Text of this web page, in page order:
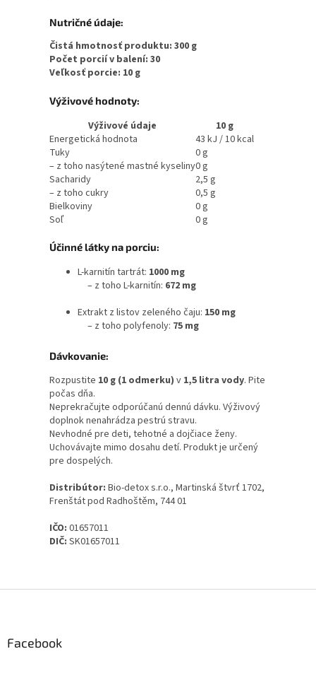
Nutričné údaje:
Čistá hmotnosť produktu: 300 g
Počet porcií v balení: 30
Veľkosť porcie: 10 g
Výživové hodnoty:
Výživové údaje
10 g
Energetická hodnota
43 kJ / 10 kcal
Tuky
0 g
– z toho nasýtené mastné kyseliny0 g
Sacharidy
2,5 g
– z toho cukry
0,5 g
Bielkoviny
0 g
Soľ
0 g
Účinné látky na porciu:
L-karnitín tartrát: 1000 mg
– z toho L-karnitín: 672 mg
Extrakt z listov zeleného čaju: 150 mg
– z toho polyfenoly: 75 mg
Dávkovanie:
Rozpustite 10 g (1 odmerku) v 1,5 litra vody. Pite
počas dňa.
Neprekračujte odporúčanú dennú dávku. Výživový
doplnok nenahrádza pestrú stravu.
Nevhodné pre deti, tehotné a dojčiace ženy.
Uchovávajte mimo dosahu detí. Produkt je určený
pre dospelých.
Distribútor: Bio-detox s.r.o., Martinská štvrť 1702,
Frenštát pod Radhoštěm, 744 01
IČO: 01657011
DIČ: SK01657011
Facebook